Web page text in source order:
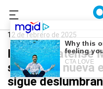
0221.com.ar
12 de febrero de 2025
El chef platense
sumó una nueva
sigue